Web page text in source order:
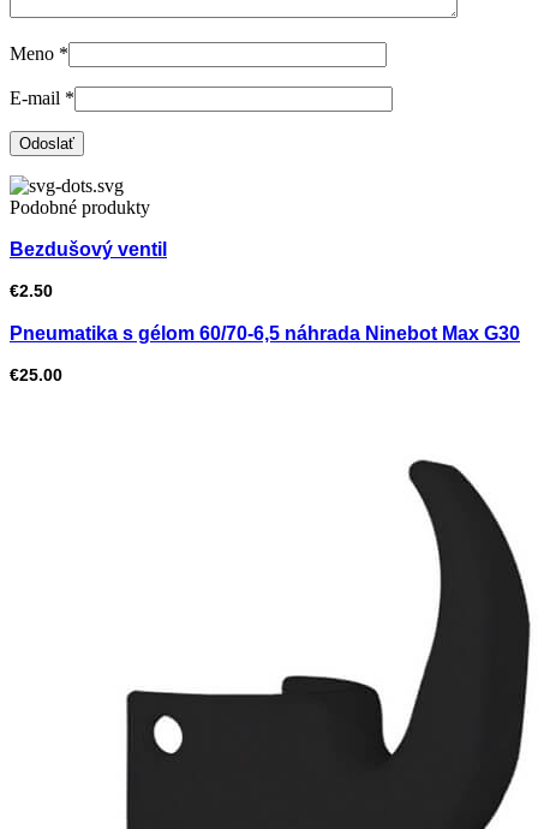
Meno *
E-mail *
Podobné produkty
Bezdušový ventil
€2.50
Pneumatika s gélom 60/70-6,5 náhrada Ninebot Max G30
€25.00